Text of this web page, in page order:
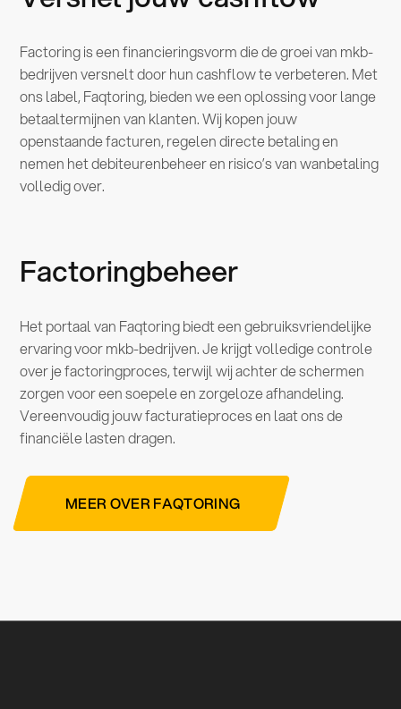
Factoring is een financieringsvorm die de groei van mkb-
bedrijven versnelt door hun cashflow te verbeteren. Met
ons label, Faqtoring, bieden we een oplossing voor lange
betaaltermijnen van klanten. Wij kopen jouw
openstaande facturen, regelen directe betaling en
nemen het debiteurenbeheer en risico’s van wanbetaling
volledig over.
Factoringbeheer
Het portaal van Faqtoring biedt een gebruiksvriendelijke
ervaring voor mkb-bedrijven. Je krijgt volledige controle
over je factoringproces, terwijl wij achter de schermen
zorgen voor een soepele en zorgeloze afhandeling.
Vereenvoudig jouw facturatieproces en laat ons de
financiële lasten dragen.
MEER OVER FAQTORING